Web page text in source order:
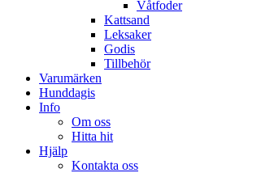
Våtfoder
Kattsand
Leksaker
Godis
Tillbehör
Varumärken
Hunddagis
Info
Om oss
Hitta hit
Hjälp
Kontakta oss